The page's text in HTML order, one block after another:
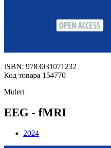
ISBN: 9783031071232
Код товара 154770
Mulert
EEG - fMRI
2024